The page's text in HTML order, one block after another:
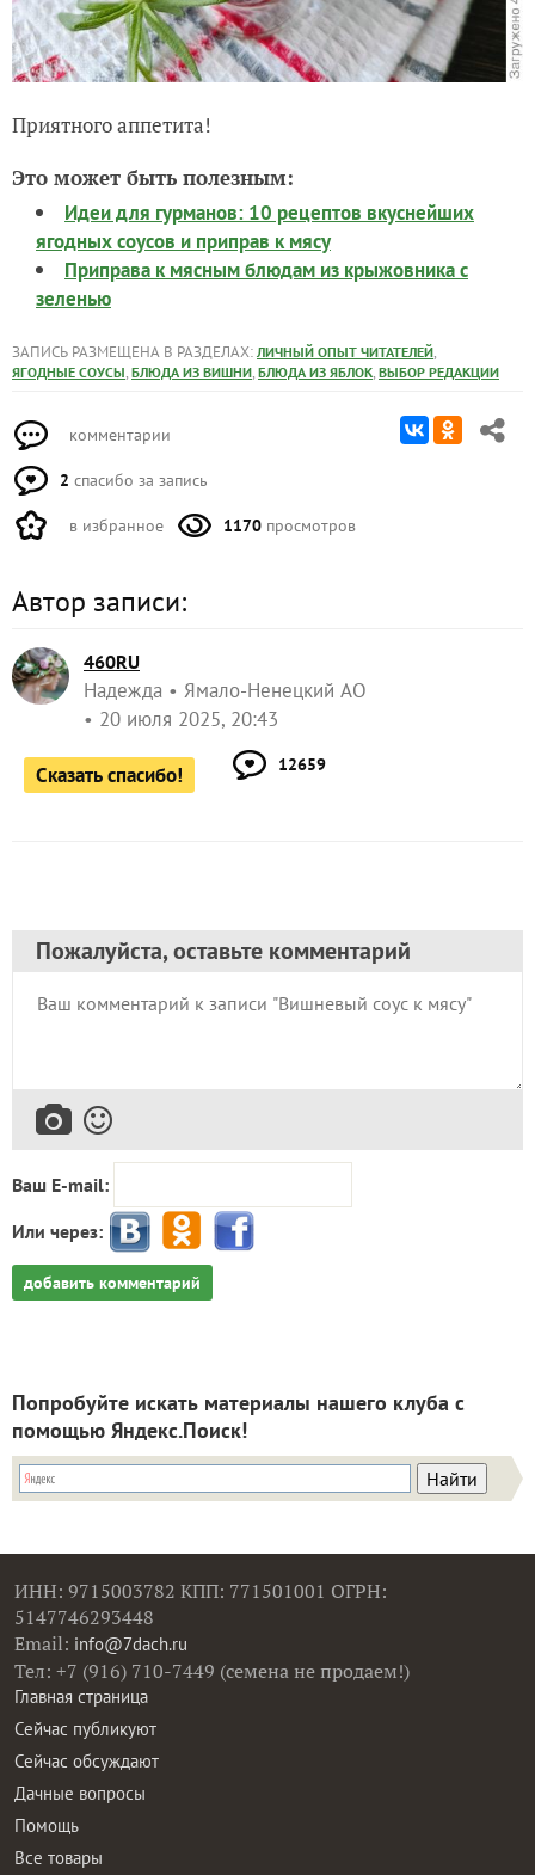
Приятного аппетита!
Это может быть полезным:
Идеи для гурманов: 10 рецептов вкуснейших
ягодных соусов и приправ к мясу
Приправа к мясным блюдам из крыжовника с
зеленью
ЗАПИСЬ РАЗМЕЩЕНА В РАЗДЕЛАХ: ЛИЧНЫЙ ОПЫТ ЧИТАТЕЛЕЙ,
ЯГОДНЫЕ СОУСЫ, БЛЮДА ИЗ ВИШНИ, БЛЮДА ИЗ ЯБЛОК, ВЫБОР РЕДАКЦИИ
комментарии
2 спасибо за запись
в избранное 1170 просмотров
Автор записи:
460RU
Надежда
Ямало-Ненецкий АО
20 июля 2025, 20:43
Сказать спасибо! 12659
Пожалуйста, оставьте комментарий
Ваш E-mail:
Или через:
добавить комментарий
Попробуйте искать материалы нашего клуба с
помощью Яндекс.Поиск!
ИНН: 9715003782 КПП: 771501001 ОГРН:
5147746293448
Email: info@7dach.ru
Тел: +7 (916) 710-7449 (семена не продаем!)
Главная страница
Сейчас публикуют
Сейчас обсуждают
Дачные вопросы
Помощь
Все товары